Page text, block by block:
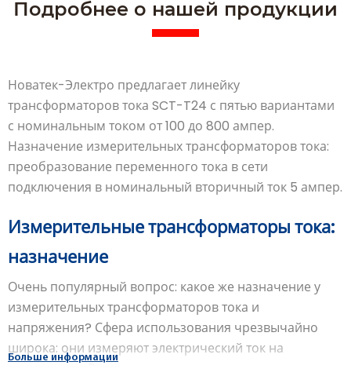
Подробнее о нашей продукции
Новатек-Электро предлагает линейку
трансформаторов тока SCT-T24 с пятью вариантами
с номинальным током от 100 до 800 ампер.
Назначение измерительных трансформаторов тока:
преобразование переменного тока в сети
подключения в номинальный вторичный ток 5 ампер.
Измерительные трансформаторы тока:
назначение
Очень популярный вопрос: какое же назначение у
измерительных трансформаторов тока и
напряжения? Сфера использования чрезвычайно
широка: они измеряют электрический ток на
Больше информации